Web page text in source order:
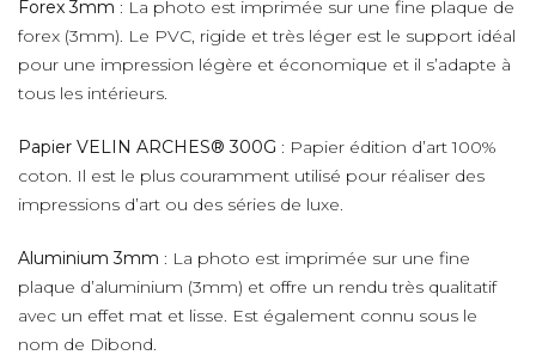
Forex 3mm : La photo est imprimée sur une fine plaque de
forex (3mm). Le PVC, rigide et très léger est le support idéal
pour une impression légère et économique et il s’adapte à
tous les intérieurs.
Papier VELIN ARCHES® 300G : Papier édition d’art 100%
coton. Il est le plus couramment utilisé pour réaliser des
impressions d’art ou des séries de luxe.
Aluminium 3mm : La photo est imprimée sur une fine
plaque d’aluminium (3mm) et offre un rendu très qualitatif
avec un effet mat et lisse. Est également connu sous le
nom de Dibond.